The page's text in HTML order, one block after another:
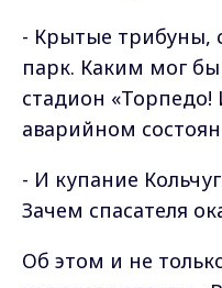
- Крытые трибуны,
парк. Каким мог
стадион «Торпедо!
аварийном
- И купание
Зачем спасателя
Об этом и не